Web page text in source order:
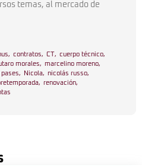
temas, al mercado de
, contratos, CT, cuerpo técnico,
morales, marcelino moreno,
, Nicola, nicolás russo,
, renovación,